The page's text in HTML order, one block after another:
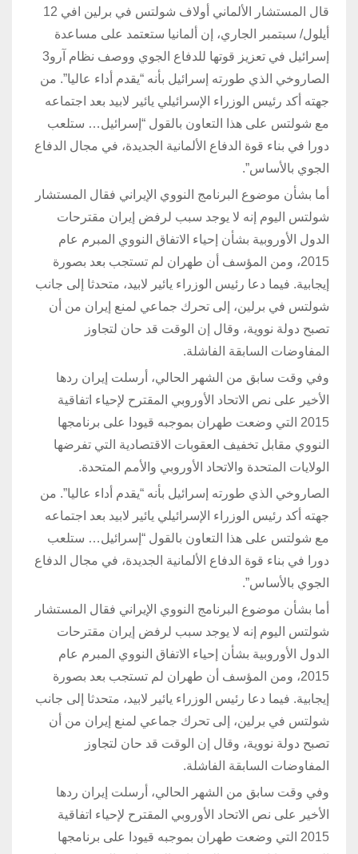
قال المستشار الألماني أولاف شولتس في برلين افي 12
أيلول/ سبتمبر الجاري، إن ألمانيا ستعتمد على مساعدة
إسرائيل في تعزيز قوتها للدفاع الجوي ووصف نظام آرو3
الصاروخي الذي طورته إسرائيل بأنه “يقدم أداء عاليا”. من
جهته أكد رئيس الوزراء الإسرائيلي يائير لابيد بعد اجتماعه
مع شولتس على هذا التعاون بالقول “إسرائيل… ستلعب
دورا في بناء قوة الدفاع الألمانية الجديدة، في مجال الدفاع
الجوي بالأساس”.
أما بشأن موضوع البرنامج النووي الإيراني فقال المستشار
شولتس اليوم إنه لا يوجد سبب لرفض إيران مقترحات
الدول الأوروبية بشأن إحياء الاتفاق النووي المبرم عام
2015، ومن المؤسف أن طهران لم تستجب بعد بصورة
إيجابية. فيما دعا رئيس الوزراء يائير لابيد، متحدثا إلى جانب
شولتس في برلين، إلى تحرك جماعي لمنع إيران من أن
تصبح دولة نووية، وقال إن الوقت قد حان لتجاوز
المفاوضات السابقة الفاشلة.
وفي وقت سابق من الشهر الحالي، أرسلت إيران ردها
الأخير على نص الاتحاد الأوروبي المقترح لإحياء اتفاقية
2015 التي وضعت طهران بموجبه قيودا على برنامجها
النووي مقابل تخفيف العقوبات الاقتصادية التي تفرضها
الولايات المتحدة والاتحاد الأوروبي والأمم المتحدة.
الصاروخي الذي طورته إسرائيل بأنه “يقدم أداء عاليا”. من
جهته أكد رئيس الوزراء الإسرائيلي يائير لابيد بعد اجتماعه
مع شولتس على هذا التعاون بالقول “إسرائيل… ستلعب
دورا في بناء قوة الدفاع الألمانية الجديدة، في مجال الدفاع
الجوي بالأساس”.
أما بشأن موضوع البرنامج النووي الإيراني فقال المستشار
شولتس اليوم إنه لا يوجد سبب لرفض إيران مقترحات
الدول الأوروبية بشأن إحياء الاتفاق النووي المبرم عام
2015، ومن المؤسف أن طهران لم تستجب بعد بصورة
إيجابية. فيما دعا رئيس الوزراء يائير لابيد، متحدثا إلى جانب
شولتس في برلين، إلى تحرك جماعي لمنع إيران من أن
تصبح دولة نووية، وقال إن الوقت قد حان لتجاوز
المفاوضات السابقة الفاشلة.
وفي وقت سابق من الشهر الحالي، أرسلت إيران ردها
الأخير على نص الاتحاد الأوروبي المقترح لإحياء اتفاقية
2015 التي وضعت طهران بموجبه قيودا على برنامجها